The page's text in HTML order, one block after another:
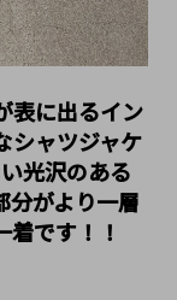
表に出るイン
シャツジャケ
光沢のある
分がより一層
です！！